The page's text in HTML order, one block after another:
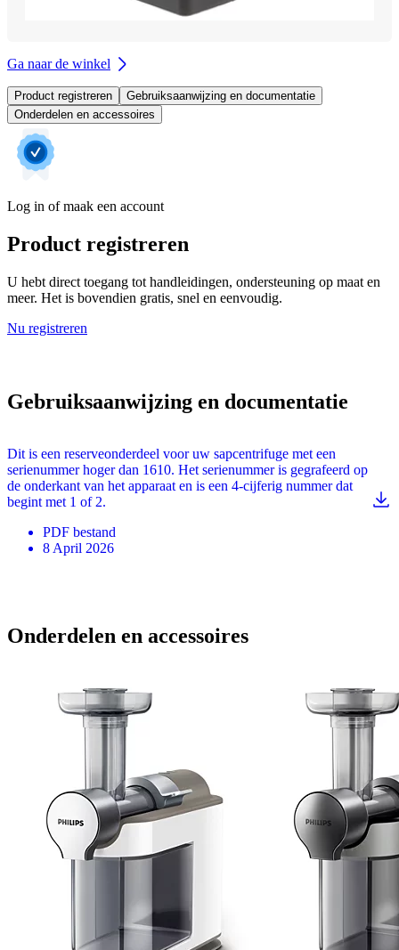
Ga naar de winkel
Product registreren
Gebruiksaanwijzing en documentatie
Onderdelen en accessoires
Log in of maak een account
Product registreren
U hebt direct toegang tot handleidingen, ondersteuning op maat en
meer. Het is bovendien gratis, snel en eenvoudig.
Nu registreren
Gebruiksaanwijzing en documentatie
Dit is een reserveonderdeel voor uw sapcentrifuge met een
serienummer hoger dan 1610. Het serienummer is gegrafeerd op
de onderkant van het apparaat en is een 4-cijferig nummer dat
begint met 1 of 2.
PDF bestand
8 April 2026
Onderdelen en accessoires